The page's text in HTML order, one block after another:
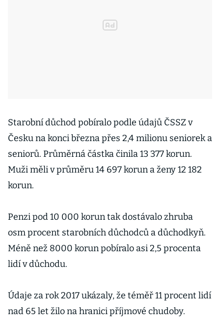
Starobní důchod pobíralo podle údajů ČSSZ v
Česku na konci března přes 2,4 milionu seniorek a
seniorů. Průměrná částka činila 13 377 korun.
Muži měli v průměru 14 697 korun a ženy 12 182
korun.
Penzi pod 10 000 korun tak dostávalo zhruba
osm procent starobních důchodců a důchodkyň.
Méně než 8000 korun pobíralo asi 2,5 procenta
lidí v důchodu.
Údaje za rok 2017 ukázaly, že téměř 11 procent lidí
nad 65 let žilo na hranici příjmové chudoby.